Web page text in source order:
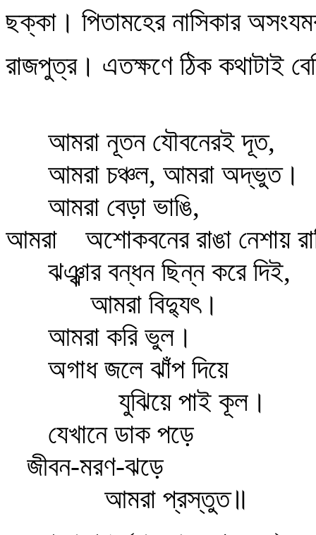
ছক্কা। পিতামহের নাসিকার
রাজপুত্র। এতক্ষণে ঠিক কথাটাই
আমরা নূতন যৌবনেরই দূত,
আমরা চঞ্চল, আমরা অদ্ভুত।
আমরা বেড়া ভাঙি,
আমরা
অশোকবনের রাঙা নেশায়
ঝঞ্ঝার বন্ধন ছিন্ন করে দিই,
আমরা বিদ্যুৎ।
আমরা করি ভুল।
অগাধ জলে ঝাঁপ দিয়ে
যুঝিয়ে পাই কূল।
যেখানে ডাক পড়ে
জীবন-মরণ-ঝড়ে
আমরা প্রস্তুত॥